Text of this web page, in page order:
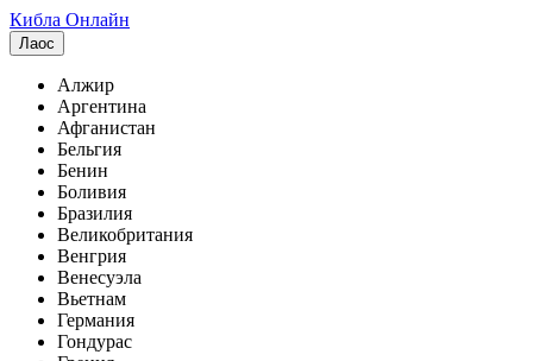
Кибла Онлайн
Лаос
Алжир
Аргентина
Афганистан
Бельгия
Бенин
Боливия
Бразилия
Великобритания
Венгрия
Венесуэла
Вьетнам
Германия
Гондурас